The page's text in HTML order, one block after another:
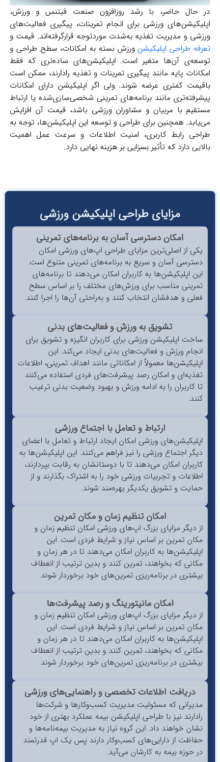
حاضر، با رشد روزافزون صنعت فیتنس و ورزش،
ورزشی برای انجام تمرینات، پیگیری فعالیت‌های
و مدیریت تغذیه به‌شدت موردتوجه قرارگرفته‌اند. قیمت و
طراحی اپلیکیشن‌ورزش بسته به امکانات، سطح طراحی و
آن‌ها متغیر است. اپلیکیشن‌های ساده‌تری که فقط
پایه مانند پیگیری تمرینات و تغذیه رادارند، ممکن است
کمتری عرضه شوند. ولی اگر اپلیکیشن دارای امکانات
مانند برنامه‌های تمرینی شخصی‌سازی‌شده یا ارتباط
با مربیان و مشاوران ورزشی باشد، قیمت آن افزایش
همچنین برای طراحی و توسعه این اپلیکیشن‌ها، توجه به
رابط کاربری، امنیت اطلاعات و سرعت عمل اهمیت
دارد که تأثیر بسزایی بر هزینه نهایی دارد.
مزایای طراحی اپلیکیشن ورزشی
امکان دسترسی آسان به برنامه‌های تمرینی
از اصلی‌ترین مزایای طراحی اپ‌های ورزشی امکان
آسان و سریع به برنامه‌های تمرینی متنوع است.
اپلیکیشن‌ها به کاربران امکان می‌دهند تا برنامه‌های
مناسب برای ورزش‌های مختلف را بر اساس سطح
و هدفشان انتخاب کنند و به‌راحتی آن‌ها را اجرا کنند.
تشویق به ورزش و فعالیت‌های بدنی
اپلیکیشن‌ ورزشی برای کاربران انگیزه و تشویق برای
ورزش و فعالیت‌های بدنی ایجاد می‌کند. این
معمولاً از امکاناتی مانند اهداف تمرینی، اطلاعات
و امکان رصد پیشرفت‌های فردی استفاده می‌کنند
کاربران را به ادامه ورزش و بهبود وضعیت بدنی ترغیب
ارتباط و تعامل با اجتماع ورزشی
ورزشی امکان ایجاد ارتباط و تعامل با اعضای
اجتماع ورزشی را نیز فراهم می‌کنند. این اپلیکیشن‌ها به
امکان می‌دهند تا با دوستانشان به رقابت بپردازند،
و تجربیات ورزشی خود را به اشتراک بگذارند و از
و تشویق یکدیگر بهره‌مند شوند.
امکان تنظیم زمان و مکان تمرین
دیگر مزایای بزرگ اپ‌های ورزشی امکان تنظیم زمان و
تمرین بر اساس نیاز و شرایط فردی است. این
به کاربران امکان می‌دهند تا در هر زمان و
که بخواهند، تمرین کنند و بدین ترتیب از انعطاف
در برنامه‌ریزی تمرین‌های خود برخوردار شوند.
امکان مانیتورینگ و رصد پیشرفت‌ها
دیگر مزایای بزرگ اپ‌های ورزشی امکان تنظیم زمان و
تمرین بر اساس نیاز و شرایط فردی است. این
به کاربران امکان می‌دهند تا در هر زمان و
که بخواهند، تمرین کنند و بدین ترتیب از انعطاف
در برنامه‌ریزی تمرین‌های خود برخوردار شوند.
دریافت اطلاعات تخصصی و راهنمایی‌های ورزشی
که مسئولیت مدیریت کسب‌وکارها و شرکت‌ها
نیز با طراحی اپلیکیشن‌ بیمه عملکرد بهتری از خود
خواهند داد. این گروه نیاز به مدیریت بیمه‌نامه‌ها و
از دارایی‌های کسب‌وکار دارند پس یک اپ قدرتمند
حوزه بیمه به کارشان می‌آید.